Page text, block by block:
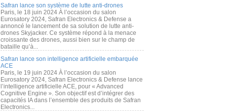
Safran lance son système de lutte anti-drones
Paris, le 18 juin 2024 À l’occasion du salon
Eurosatory 2024, Safran Electronics & Defense a
annoncé le lancement de sa solution de lutte anti-
drones Skyjacker. Ce système répond à la menace
croissante des drones, aussi bien sur le champ de
bataille qu’à...
Safran lance son intelligence artificielle embarquée
ACE
Paris, le 19 juin 2024 À l’occasion du salon
Eurosatory 2024, Safran Electronics & Defense lance
l’intelligence artificielle ACE, pour « Advanced
Cognitive Engine ». Son objectif est d’intégrer des
capacités IA dans l’ensemble des produits de Safran
Electronics...